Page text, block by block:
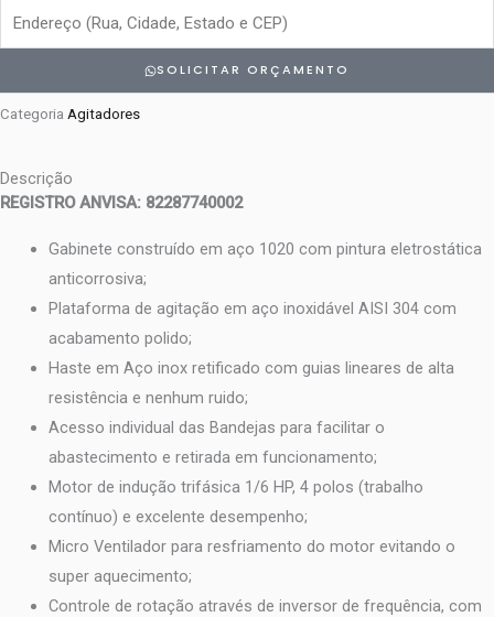
Endereço
SOLICITAR ORÇAMENTO
Categoria Agitadores
Descrição
REGISTRO ANVISA: 82287740002
Gabinete construído em aço 1020 com pintura eletrostática
anticorrosiva;
Plataforma de agitação em aço inoxidável AISI 304 com
acabamento polido;
Haste em Aço inox retificado com guias lineares de alta
resistência e nenhum ruido;
Acesso individual das Bandejas para facilitar o
abastecimento e retirada em funcionamento;
Motor de indução trifásica 1/6 HP, 4 polos (trabalho
contínuo) e excelente desempenho;
Micro Ventilador para resfriamento do motor evitando o
super aquecimento;
Controle de rotação através de inversor de frequência, com